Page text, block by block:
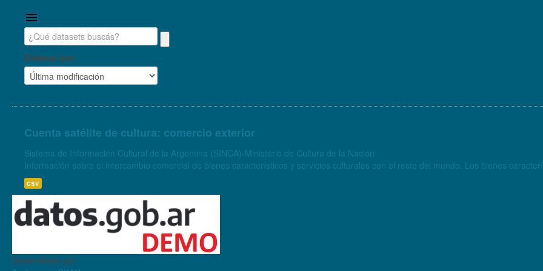
Ordenar por
Cuenta satélite de cultura: comercio exterior
Sistema de Información Cultural de la Argentina (SINCA)-Ministerio de Cultura de la Nación
Información sobre el intercambio comercial de
csv
Desarrollado por